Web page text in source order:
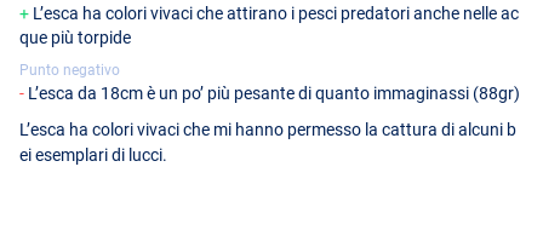
L’esca ha colori vivaci che attirano i pesci predatori anche nelle ac
que più torpide
Punto negativo
L’esca da 18cm è un po’ più pesante di quanto immaginassi (88gr)
L’esca ha colori vivaci che mi hanno permesso la cattura di alcuni b
ei esemplari di lucci.